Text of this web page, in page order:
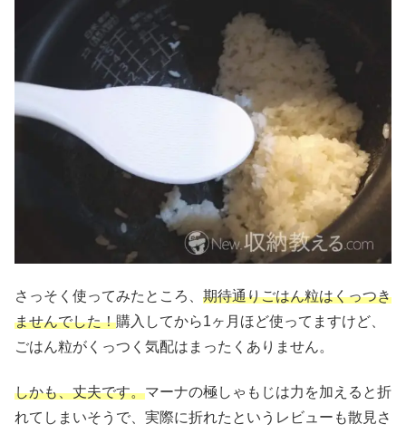
さっそく使ってみたところ、 期待通りごはん粒はくっつき
ませんでした！購入してから1ヶ月ほど使ってますけど、
ごはん粒がくっつく気配はまったくありません。
しかも、丈夫です。マーナの極しゃもじは力を加えると折
れてしまいそうで、実際に折れたというレビューも散見さ